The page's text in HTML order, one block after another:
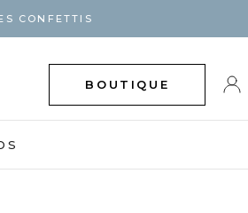
CONFETTIS
BOUTIQUE